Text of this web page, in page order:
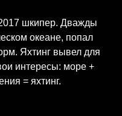
шкипер. Дважды
океане, попал
Яхтинг вывел для
интересы: море +
= яхтинг.